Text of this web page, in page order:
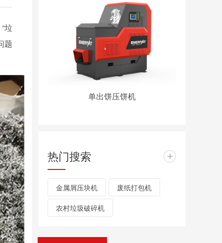
垃
题
单出饼压饼机
热门搜索 +
金属屑压块机 废纸打包机
农村垃圾破碎机